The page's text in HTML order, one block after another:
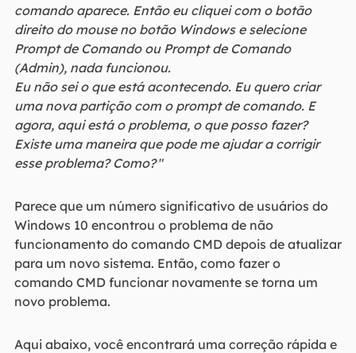
comando aparece. Então eu cliquei com o botão
direito do mouse no botão Windows e selecione
Prompt de Comando ou Prompt de Comando
(Admin), nada funcionou.
Eu não sei o que está acontecendo. Eu quero criar
uma nova partição com o prompt de comando. E
agora, aqui está o problema, o que posso fazer?
Existe uma maneira que pode me ajudar a corrigir
esse problema? Como?"
Parece que um número significativo de usuários do
Windows 10 encontrou o problema de não
funcionamento do comando CMD depois de atualizar
para um novo sistema. Então, como fazer o
comando CMD funcionar novamente se torna um
novo problema.
Aqui abaixo, você encontrará uma correção rápida e